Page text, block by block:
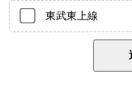
東武東上線